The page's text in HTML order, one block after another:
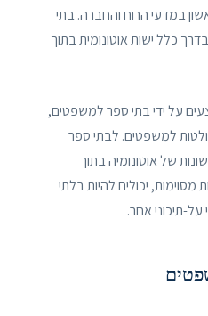
במדעי הרוח והחברה. בתי
כלל ישות אוטונומית בתוך
על ידי בתי ספר למשפטים,
למשפטים. לבתי ספר
של אוטונומיה בתוך
מסוימות, יכולים להיות בלתי
על-תיכוני אחר.